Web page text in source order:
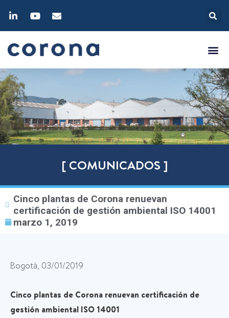
[ COMUNICADOS ]
Cinco plantas de Corona renuevan
certificación de gestión ambiental ISO 14001
marzo 1, 2019
Bogotá, 03/01/2019
Cinco plantas de Corona renuevan certificación de
gestión ambiental ISO 14001